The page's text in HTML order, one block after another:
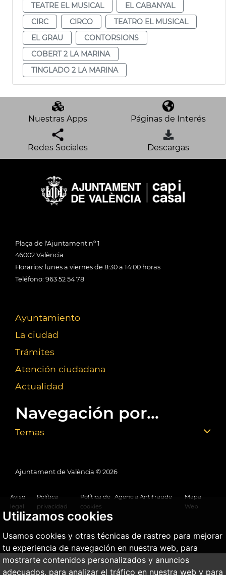
Utilizamos cookies
Usamos cookies y otras técnicas de rastreo para mejorar
tu experiencia de navegación en nuestra web, para
mostrarte contenidos personalizados y anuncios
adecuados, para analizar el tráfico en nuestra web y para
TEATRE EL MUSICAL
EL CABANYAL
CIRC
CIRCO
TEATRO EL MUSICAL
EL GRAU
CONTORSIONS
COBERT 2 LA MARINA
TINGLADO 2 LA MARINA
Nuestras Apps Páginas de Interés
Redes Sociales Descargas
Plaça de l'Ajuntament nº 1
46002 València
Horarios: lunes a viernes de 8:30 a 14:00 horas
Teléfono: 963 52 54 78
Ayuntamiento
La ciudad
Trámites
Atención ciudadana
Actualidad
Navegación por...
Temas
Ajuntament de València © 2026
Aviso
legal
Política
privacidad
Política de
cookies
Agencia Antifraude
Mapa
Web